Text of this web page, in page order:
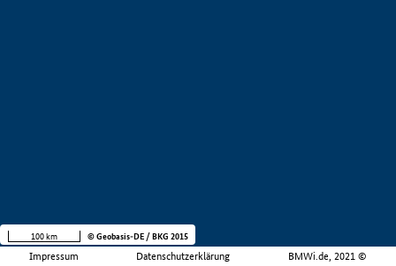
Impressum Datenschutzerklärung BMWi.de, 2021 ©
100 km © Geobasis-DE / BKG 2015